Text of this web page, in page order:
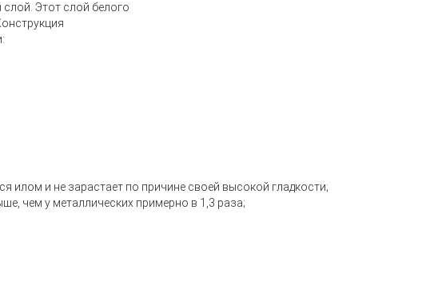
Этот слой белого
илом и не зарастает по причине своей высокой гладкости;
чем у металлических примерно в 1,3 раза;